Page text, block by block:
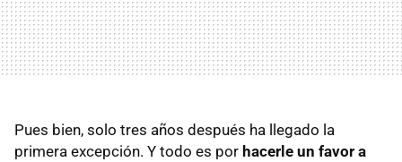
Pues bien, solo tres años después ha llegado la
primera excepción. Y todo es por hacerle un favor a